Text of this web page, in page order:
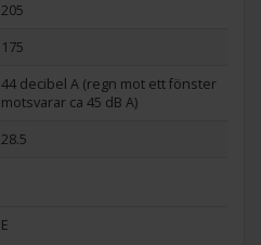
205
175
44 decibel A (regn mot ett fönster
motsvarar ca 45 dB A)
28.5
E